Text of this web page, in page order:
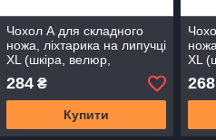
Чохол А для складного
ножа, ліхтарика на липучці
XL (шкіра, велюр,
коричневий)
284₴
Купити
XL
268